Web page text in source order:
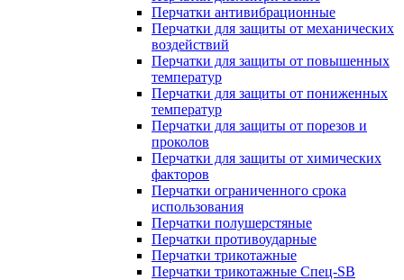
Перчатки антивибрационные
Перчатки для защиты от механических
воздействий
Перчатки для защиты от повышенных
температур
Перчатки для защиты от пониженных
температур
Перчатки для защиты от порезов и
проколов
Перчатки для защиты от химических
факторов
Перчатки ограниченного срока
использования
Перчатки полушерстяные
Перчатки противоударные
Перчатки трикотажные
Перчатки трикотажные Спец-SB